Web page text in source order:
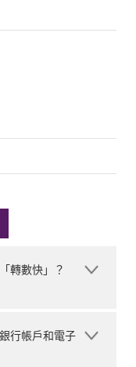
轉數快」？
行帳戶和電子